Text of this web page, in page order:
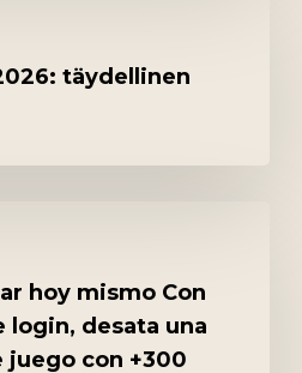
täydellinen
hoy mismo Con
login, desata una
juego con +300